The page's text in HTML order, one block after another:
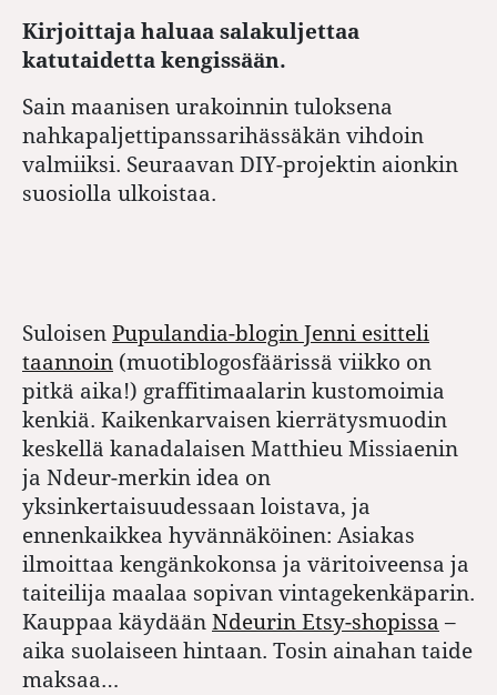
Kirjoittaja haluaa salakuljettaa
katutaidetta kengissään.
Sain maanisen urakoinnin tuloksena
nahkapaljettipanssarihässäkän vihdoin
valmiiksi. Seuraavan DIY-projektin aionkin
suosiolla ulkoistaa.
Suloisen Pupulandia-blogin Jenni esitteli
taannoin (muotiblogosfäärissä viikko on
pitkä aika!) graffitimaalarin kustomoimia
kenkiä. Kaikenkarvaisen kierrätysmuodin
keskellä kanadalaisen Matthieu Missiaenin
ja Ndeur-merkin idea on
yksinkertaisuudessaan loistava, ja
ennenkaikkea hyvännäköinen: Asiakas
ilmoittaa kengänkokonsa ja väritoiveensa ja
taiteilija maalaa sopivan vintagekenkäparin.
Kauppaa käydään Ndeurin Etsy-shopissa –
aika suolaiseen hintaan. Tosin ainahan taide
maksaa…